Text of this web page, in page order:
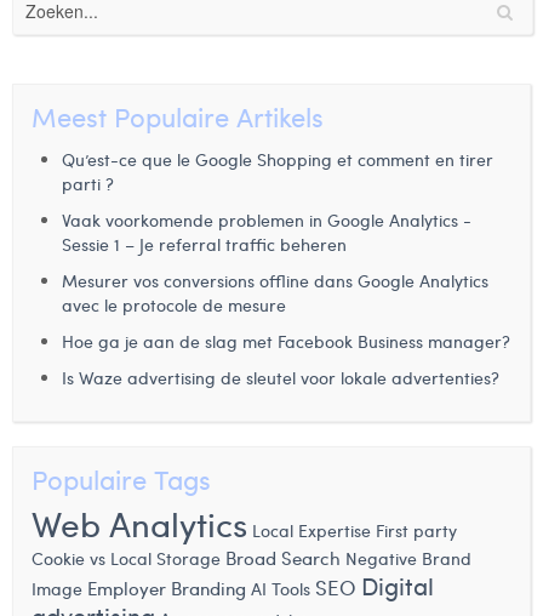
Leonard Dierickx
Linda Kraim
Lisa Protin
Lore Fierens
Lotte Vranckx
Louis Nassogne
Manon Houppertz
Margaux Marien
Margaux Snakkers
Meest Populaire Artikels
Qu’est-ce que le Google Shopping et comment en tirer
parti ?
Vaak voorkomende problemen in Google Analytics -
Sessie 1 – Je referral traffic beheren
Mesurer vos conversions offline dans Google Analytics
avec le protocole de mesure
Hoe ga je aan de slag met Facebook Business manager?
Is Waze advertising de sleutel voor lokale advertenties?
Populaire Tags
Web Analytics Local Expertise First party
Cookie vs Local Storage Broad Search Negative Brand
Image Employer Branding AI Tools SEO Digital